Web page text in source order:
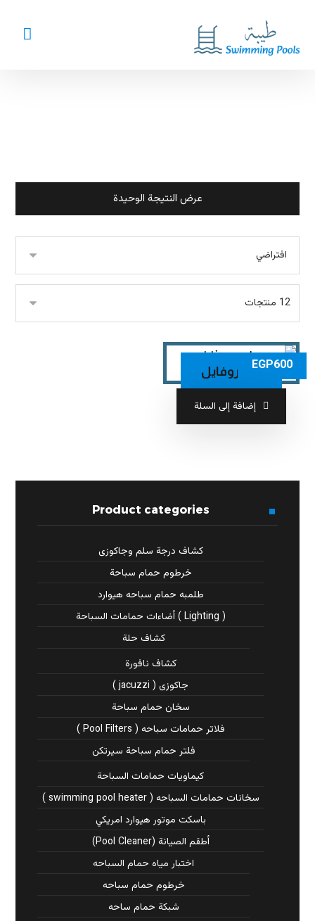
عرض النتيجة الوحيدة
ليد بروفايلEGP600
إضافة إلى السلة
Product categories
كشاف درجة سلم وجاكوزى
خرطوم حمام سباحة
طلمبه حمام سباحه هيوارد
( Lighting ) أضاءات حمامات السباحة
كشاف حلة
كشاف نافورة
جاكوزى ( jacuzzi )
سخان حمام سباحة
فلاتر حمامات سباحه ( Pool Filters )
فلتر حمام سباحة سيرتكن
كيماويات حمامات السباحة
سخانات حمامات السباحه ( swimming pool heater )
باسكت موتور هيوارد امريكي
أطقم الصيانة (Pool Cleaner)
اختبار مياه حمام السباحه
خرطوم حمام سباحه
شبكة حمام ساحه